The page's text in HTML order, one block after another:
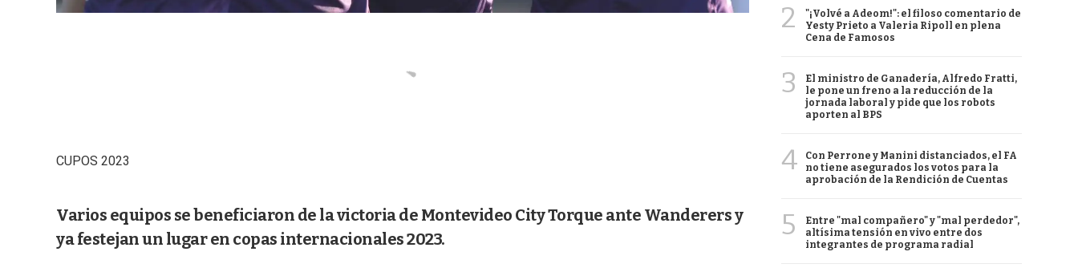
CUPOS 2023
Varios equipos se beneficiaron de la victoria de Montevideo City Torque ante Wanderers y
ya festejan un lugar en copas internacionales 2023.
2
"¡Volvé a Adeom!": el filoso comentario de
Yesty Prieto a Valeria Ripoll en plena
Cena de Famosos
3
El ministro de Ganadería, Alfredo Fratti,
le pone un freno a la reducción de la
jornada laboral y pide que los robots
aporten al BPS
4
Con Perrone y Manini distanciados, el FA
no tiene asegurados los votos para la
aprobación de la Rendición de Cuentas
5
Entre "mal compañero" y "mal perdedor",
altísima tensión en vivo entre dos
integrantes de programa radial